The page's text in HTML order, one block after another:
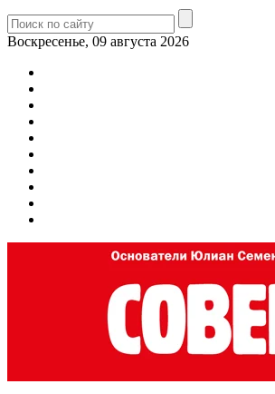
Воскресенье, 09 августа 2026